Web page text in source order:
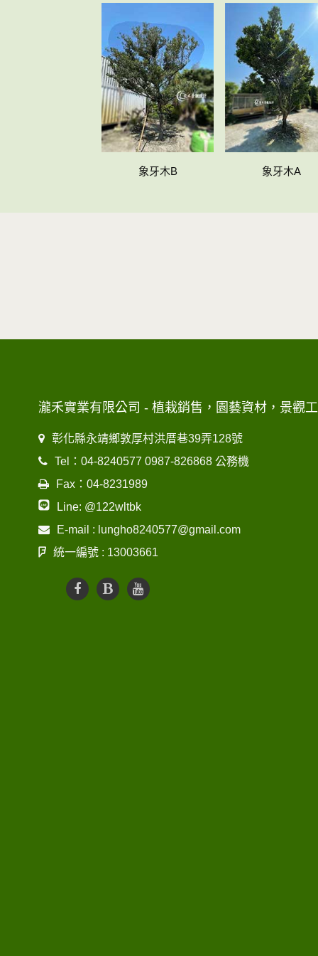
象牙木B 象牙木A
瀧禾實業有限公司 - 植栽銷售，園藝資材，景觀
彰化縣永靖鄉敦厚村洪厝巷39弄128號
Tel：04-8240577 0987-826868 公務機
Fax：04-8231989
Line: @122wltbk
E-mail : lungho8240577@gmail.com
統一編號 : 13003661